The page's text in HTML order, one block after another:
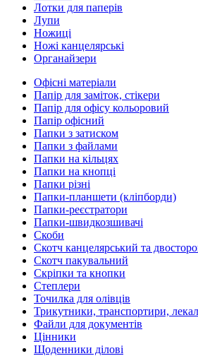
Лотки для паперів
Лупи
Ножиці
Ножі канцелярські
Органайзери
Офісні матеріали
Папір для заміток, стікери
Папір для офісу кольоровий
Папір офісний
Папки з затиском
Папки з файлами
Папки на кільцях
Папки на кнопці
Папки різні
Папки-планшети (кліпборди)
Папки-реєстратори
Папки-швидкозшивачі
Скоби
Скотч канцелярський та
Скотч пакувальний
Скріпки та кнопки
Степлери
Точилка для олівців
Трикутники, транспортири,
Файли для документів
Цінники
Щоденники ділові